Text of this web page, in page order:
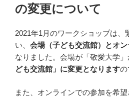
の変更について
2021年1月のワークショップは、
い、 会場（子ども交流館）とオ
なりました。会場が「敬愛大学」
ども交流館」に変更となりますの
また、オンラインでの参加を希